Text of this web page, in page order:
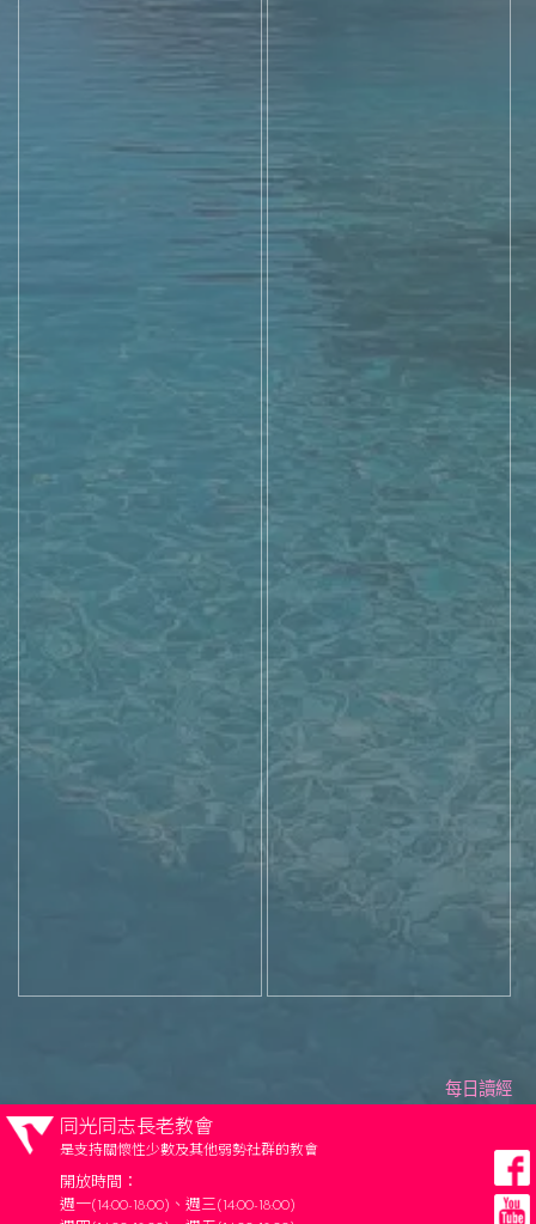
每日讀經
同光同志長老教會
是支持關懷性少數及其他弱勢社群的教會
開放時間：
週一(14:00-18:00)、週三(14:00-18:00)